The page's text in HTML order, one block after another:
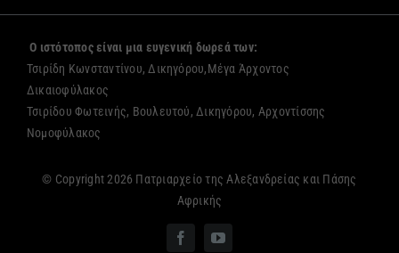
Ο ιστότοπος είναι μια ευγενική δωρεά των:
Τσιρίδη Κωνσταντίνου, Δικηγόρου,Μέγα Άρχοντος
Δικαιοφύλακος
Τσιρίδου Φωτεινής, Βουλευτού, Δικηγόρου, Αρχοντίσσης
Νομοφύλακος
© Copyright 2026 Πατριαρχείο της Αλεξανδρείας και Πάσης
Αφρικής